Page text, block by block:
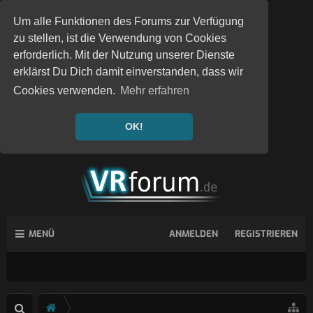
Um alle Funktionen des Forums zur Verfügung
zu stellen, ist die Verwendung von Cookies
erforderlich. Mit der Nutzung unserer Dienste
erklärst Du Dich damit einverstanden, dass wir
Cookies verwenden. Mehr erfahren
OK!
MENÜ ANMELDEN REGISTRIEREN